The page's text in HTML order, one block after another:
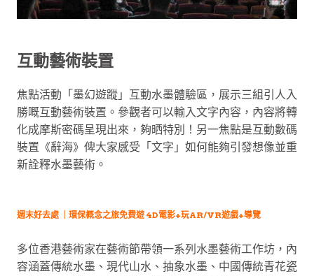
互動藝術裝置
焦點活動「墨幻遊蹤」互動水墨體驗區，展示三組引人入
勝嘅互動藝術裝置。參觀者可以輸入文字內容，內容將轉
化成摩斯密碼呈現出來，夠晒特別！另一焦點是互動數碼
裝置《辭海》俾大家感受「文字」如何能夠引發想像並重
新詮釋水墨藝術。
週末好去處 ｜環保概念之旅免費遊 4D電影+玩AR/VR遊戲+導覽
多位香港藝術家在藝術節帶領一系列水墨藝術工作坊，內
容涵蓋傳統水墨、現代山水、抽象水墨、中國傳統青花瓷